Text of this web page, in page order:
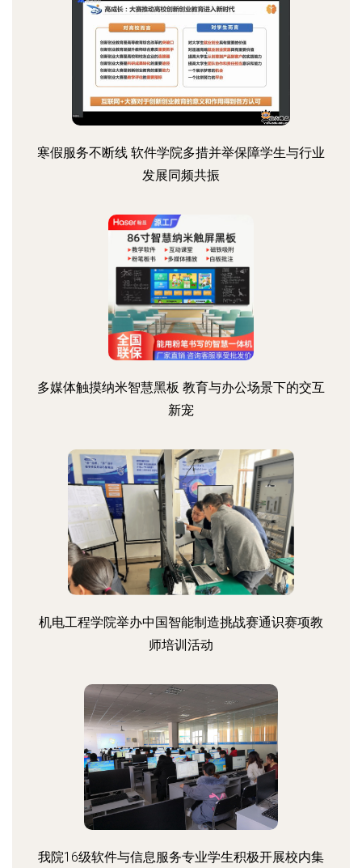
寒假服务不断线 软件学院多措并举保障学生与行业
发展同频共振
多媒体触摸纳米智慧黑板 教育与办公场景下的交互
新宠
机电工程学院举办中国智能制造挑战赛通识赛项教
师培训活动
我院16级软件与信息服务专业学生积极开展校内集